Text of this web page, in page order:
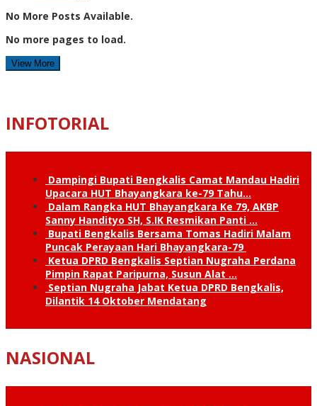
No More Posts Available.
No more pages to load.
View More
INFOTORIAL
Dampingi Bupati Bengkalis Camat Mandau Hadiri
Upacara HUT Bhayangkara ke-79 Tahu…
Dalam Rangka HUT Bhayangkara Ke 79, AKBP
Sanny Handityo SH, S.IK Resmikan Panti …
Bupati Bengkalis Bersama Tomas Hadiri Malam
Puncak Perayaan Hari Bhayangkara-79
Ketua DPRD Bengkalis Septian Nugraha Perdana
Pimpin Rapat Paripurna, Susun Alat …
Septian Nugraha Jabat Ketua DPRD Bengkalis,
Dilantik 14 Oktober Mendatang
NASIONAL